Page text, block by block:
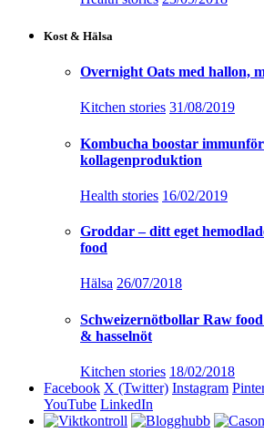
Kost & Hälsa
Overnight Oats med hallon,
Kitchen stories 31/08/2019
Kombucha boostar
kollagenproduktion
Health stories 16/02/2019
Groddar – ditt eget
food
Hälsa 26/07/2018
Schweizernötbollar Raw
& hasselnöt
Kitchen stories 18/02/2018
Facebook X (Twitter) Instagram
YouTube LinkedIn